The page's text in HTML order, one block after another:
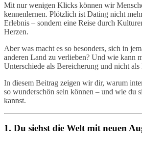
Mit nur wenigen Klicks können wir
kennenlernen. Plötzlich ist Dating nicht
Erlebnis – sondern eine Reise durch
Herzen.
Aber was macht es so besonders, sich in
anderen Land zu verlieben? Und wie kann
Unterschiede als Bereicherung und nicht als
In diesem Beitrag zeigen wir dir, warum
so wunderschön sein können – und wie du
kannst.
1. Du siehst die Welt mit neuen